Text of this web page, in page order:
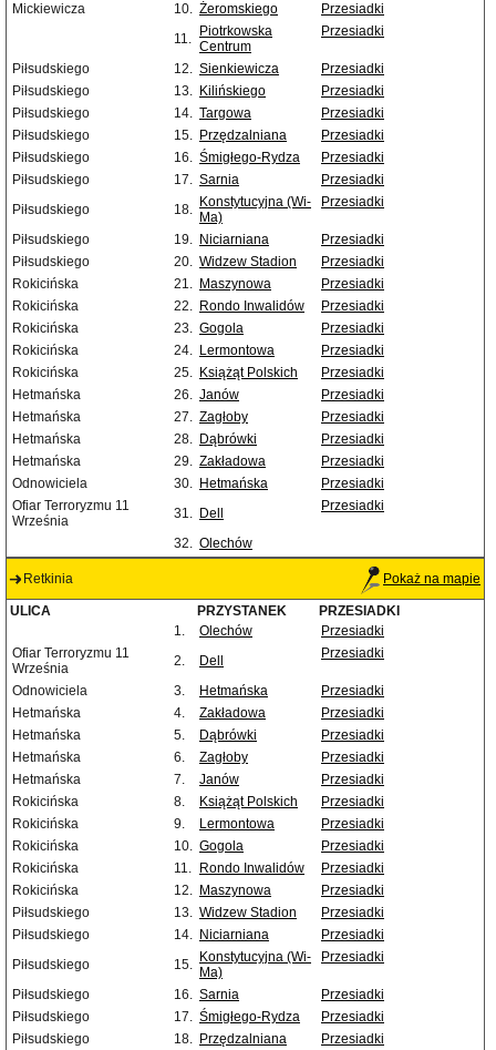
Mickiewicza
10. Żeromskiego
Przesiadki
11.
Piotrkowska
Centrum
Przesiadki
Piłsudskiego 12. Sienkiewicza
Przesiadki
Piłsudskiego
13. Kilińskiego
Przesiadki
Piłsudskiego
14. Targowa
Przesiadki
Piłsudskiego
15. Przędzalniana
Przesiadki
Piłsudskiego
16. Śmigłego-Rydza
Przesiadki
Piłsudskiego
17. Sarnia
Przesiadki
Piłsudskiego
18. Konstytucyjna (Wi-
Ma)
Przesiadki
Piłsudskiego 19. Niciarniana
Przesiadki
Piłsudskiego
20. Widzew Stadion
Przesiadki
Rokicińska
21. Maszynowa
Przesiadki
Rokicińska
22. Rondo Inwalidów
Przesiadki
Rokicińska
23. Gogola
Przesiadki
Rokicińska
24. Lermontowa
Przesiadki
Rokicińska
25. Książąt Polskich
Przesiadki
Hetmańska
26. Janów
Przesiadki
Hetmańska
27. Zagłoby
Przesiadki
Hetmańska
28. Dąbrówki
Przesiadki
Hetmańska
29. Zakładowa
Przesiadki
Odnowiciela
30. Hetmańska
Przesiadki
Ofiar Terroryzmu 11
Września
31. Dell Przesiadki
32. Olechów
Retkinia Pokaż na mapie
ULICA PRZYSTANEK
PRZESIADKI
1.
Olechów
Przesiadki
Ofiar Terroryzmu 11
Września
2. Dell Przesiadki
Odnowiciela 3. Hetmańska
Przesiadki
Hetmańska
4. Zakładowa
Przesiadki
Hetmańska
5. Dąbrówki
Przesiadki
Hetmańska
6. Zagłoby
Przesiadki
Hetmańska
7. Janów
Przesiadki
Rokicińska
8. Książąt Polskich
Przesiadki
Rokicińska
9. Lermontowa
Przesiadki
Rokicińska
10. Gogola
Przesiadki
Rokicińska
11. Rondo Inwalidów
Przesiadki
Rokicińska
12. Maszynowa
Przesiadki
Piłsudskiego
13. Widzew Stadion
Przesiadki
Piłsudskiego
14. Niciarniana
Przesiadki
Piłsudskiego
15. Konstytucyjna (Wi-
Ma)
Przesiadki
Piłsudskiego 16. Sarnia
Przesiadki
Piłsudskiego
17. Śmigłego-Rydza
Przesiadki
Piłsudskiego
18. Przędzalniana Przesiadki